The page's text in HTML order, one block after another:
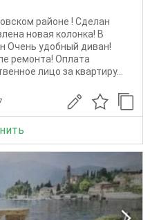
районе ! Сделан
новая колонка! В
Очень удобный диван!
ремонта! Оплата
лицо за квартиру...